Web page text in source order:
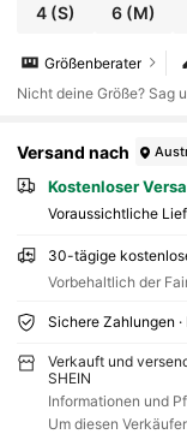
4 (S) 6 (M)
Größenberater
Nicht deine Größe? Sag
Versand nach
Kostenloser
Voraussichtliche
30-tägige
Vorbehaltlich der
Sichere Zahlungen
Verkauft und
SHEIN
Informationen und
Um diesen